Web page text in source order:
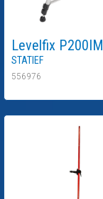
Levelfix P200IM
Statief
556976